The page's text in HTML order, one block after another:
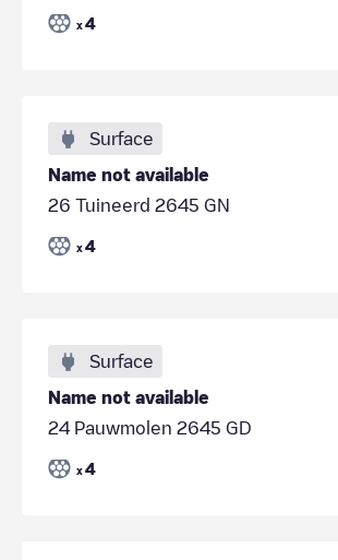
x 4
Surface
Name not available
26 Tuineerd 2645 GN
x 4
Surface
Name not available
24 Pauwmolen 2645 GD
x 4